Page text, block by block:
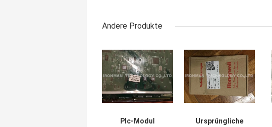
Andere Produkte
Plc-Modul
Ursprüngliche